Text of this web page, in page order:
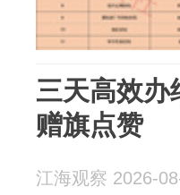
三天高效办
赠旗点赞
江海观察 2026-